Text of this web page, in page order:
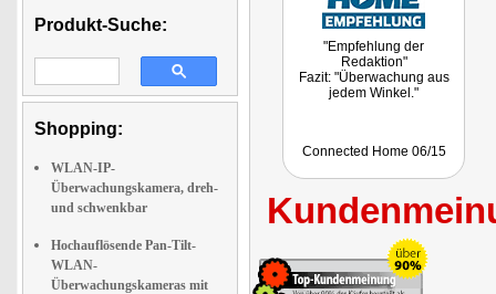
Produkt-Suche:
Shopping:
WLAN-IP-
Überwachungskamera, dreh-
und schwenkbar
Hochauflösende Pan-Tilt-
WLAN-
Überwachungskameras mit
"Empfehlung der
Redaktion"
Fazit: "Überwachung aus
jedem Winkel."
Connected Home 06/15